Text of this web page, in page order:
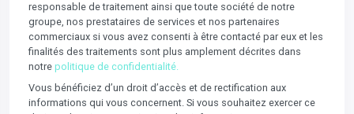
responsable de traitement ainsi que toute société de notre
groupe, nos prestataires de services et nos partenaires
commerciaux si vous avez consenti à être contacté par eux et les
finalités des traitements sont plus amplement décrites dans
notre politique de confidentialité.
Vous bénéficiez d’un droit d’accès et de rectification aux
informations qui vous concernent. Si vous souhaitez exercer ce